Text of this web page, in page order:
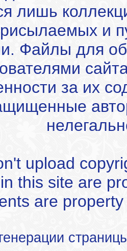
лишь
и
Файлы для
за их
upload
this site are
are